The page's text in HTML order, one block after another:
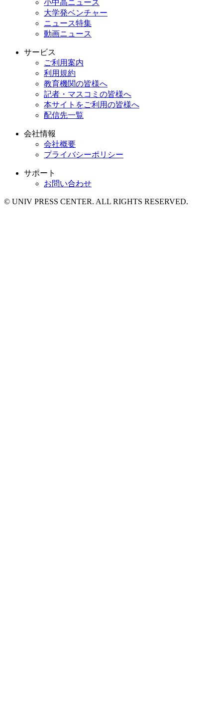
小中高ニュース
大学発ベンチャー
ニュース特集
動画ニュース
サービス
ご利用案内
利用規約
教育機関の皆様へ
記者・マスコミの皆様へ
本サイトをご利用の皆様へ
配信先一覧
会社情報
会社概要
プライバシーポリシー
サポート
お問い合わせ
© UNIV PRESS CENTER. ALL RIGHTS RESERVED.